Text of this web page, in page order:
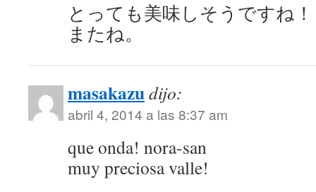
とっても美味しそうですね！
またね。
masakazudijo:
abril 4, 2014 a las 8:37 am
que onda! nora-san
muy preciosa valle!